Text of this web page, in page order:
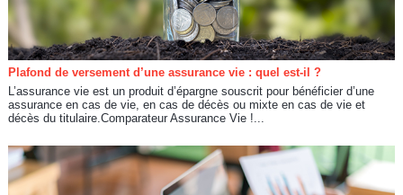
Plafond de versement d’une assurance vie : quel est-il ?
L’assurance vie est un produit d’épargne souscrit pour bénéficier d’une
assurance en cas de vie, en cas de décès ou mixte en cas de vie et
décès du titulaire.Comparateur Assurance Vie !...